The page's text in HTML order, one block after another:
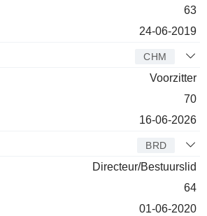
63
24-06-2019
CHM
Voorzitter
70
16-06-2026
BRD
Directeur/Bestuurslid
64
01-06-2020